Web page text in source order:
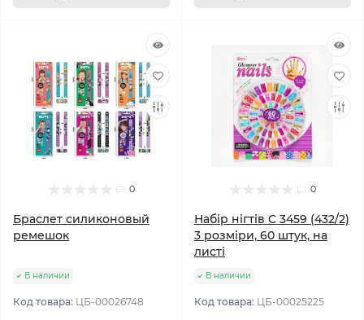
0
Браслет силиконовый
ремешок
В наличии
Код товара: ЦБ-00026748
0
Набір нігтів C 3459 (432/2)
3 розміри, 60 штук, на
листі
В наличии
Код товара: ЦБ-00025225